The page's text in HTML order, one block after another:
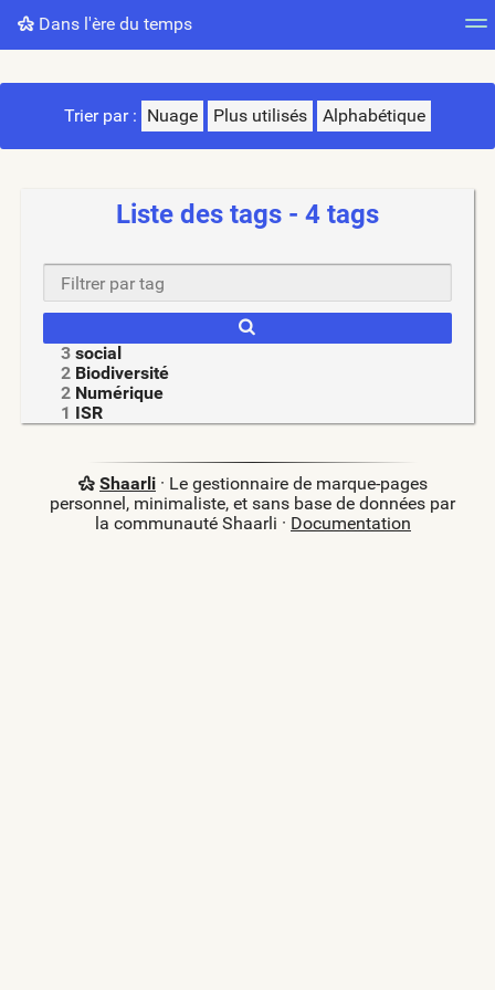
Dans l'ère du temps
Trier par : Nuage Plus utilisés Alphabétique
Liste des tags - 4 tags
3 social
2 Biodiversité
2 Numérique
1 ISR
Shaarli· Le gestionnaire de marque-pages
personnel, minimaliste, et sans base de données par
la communauté Shaarli · Documentation